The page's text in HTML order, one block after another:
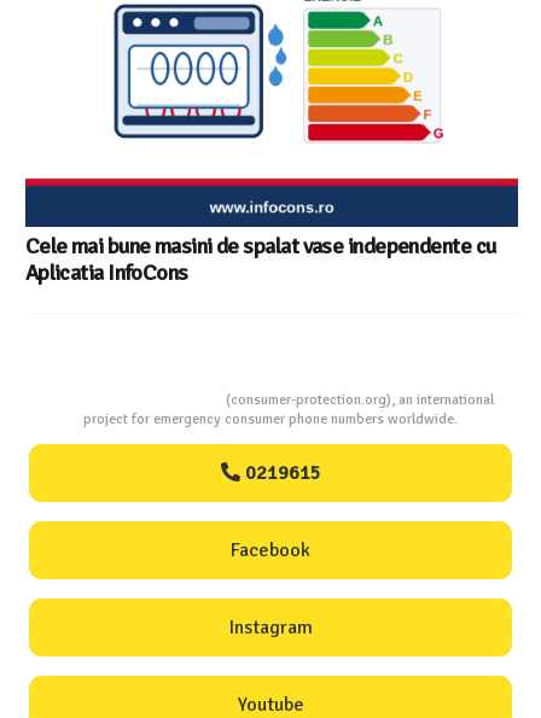
Cele mai bune masini de spalat vase independente cu
Aplicatia InfoCons
(consumer-protection.org), an international
project for emergency consumer phone numbers worldwide.
0219615
Facebook
Instagram
Youtube